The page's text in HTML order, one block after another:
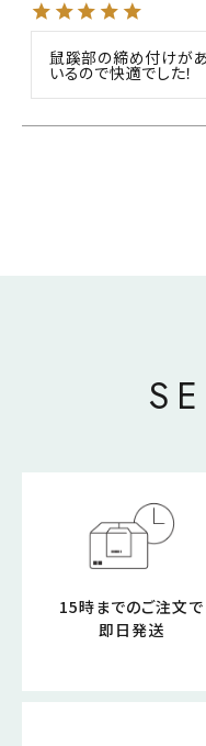
鼠蹊部の締め付けがあ
いるので快適でした！
15時までのご注文で
即日発送